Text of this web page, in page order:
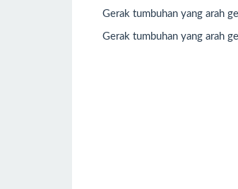
Gerak tumbuhan yang arah
Gerak tumbuhan yang arah